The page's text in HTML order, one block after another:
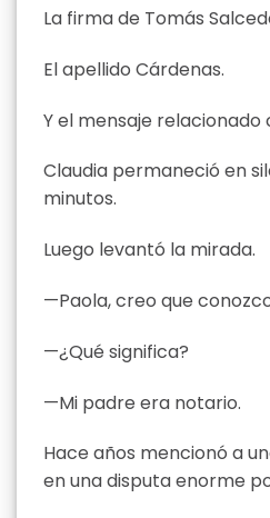
La firma de Tomás
El apellido Cárdenas.
Y el mensaje relacionado
Claudia permaneció en
minutos.
Luego levantó la mirada.
—Paola, creo que
—¿Qué significa?
—Mi padre era notario.
Hace años mencionó a
en una disputa enorme